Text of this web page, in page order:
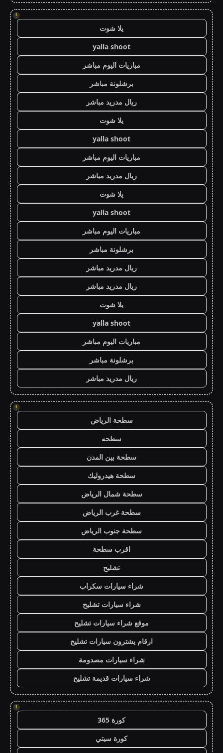
!
يلا شوت
yalla shoot
مباريات اليوم مباشر
برشلونة مباشر
ريال مدريد مباشر
يلا شوت
yalla shoot
مباريات اليوم مباشر
ريال مدريد مباشر
يلا شوت
yalla shoot
مباريات اليوم مباشر
برشلونة مباشر
ريال مدريد مباشر
ريال مدريد مباشر
يلا شوت
yalla shoot
مباريات اليوم مباشر
برشلونة مباشر
ريال مدريد مباشر
!
سطحة الرياض
سطحه
سطحة بين المدن
سطحة هيدروليك
سطحة شمال الرياض
سطحة غرب الرياض
سطحة جنوب الرياض
اقرب سطحة
تشليح
شراء سيارات سكراب
شراء سيارات تشليح
موقع شراء سيارات تشليح
ارقام يشترون سيارات تشليح
شراء سيارات مصدومة
شراء سيارات قديمة تشليح
!
كورة 365
كورة سيتي